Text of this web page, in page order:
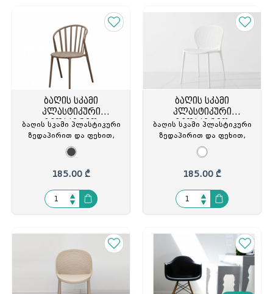
ბაღის სკამი
პლასტიკური
ზედაპირით
ბაღის სკამი პლასტიკური
ზედაპირით და ფეხით,
ნაცრისფერი, DHF-224-
APP/#17, DHF-940008
185.00 ₾
ბაღის სკამი
პლასტიკური
ზედაპირით
ბაღის სკამი პლასტიკური
ზედაპირით და ფეხით,
DHF-263
185.00 ₾